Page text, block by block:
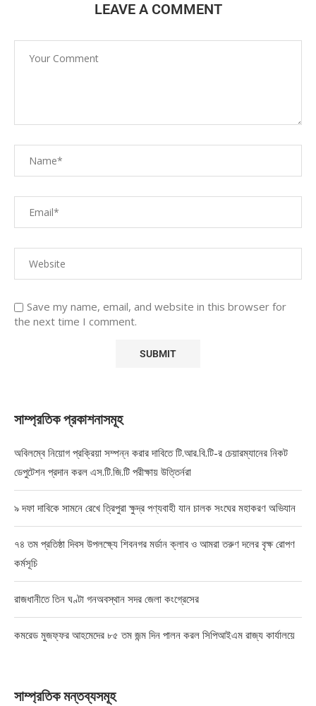
LEAVE A COMMENT
Save my name, email, and website in this browser for
the next time I comment.
সাম্প্রতিক প্রকাশনাসমূহ
অবিলম্বে নিয়োগ প্রক্রিয়া সম্পন্ন করার দাবিতে টি.আর.বি.টি-র চেয়ারম্যানের নিকট
ডেপুটেশন প্রদান করল এস.টি.জি.টি পরীক্ষায় উত্তির্নরা
৯ দফা দাবিকে সামনে রেখে ত্রিপুরা ক্ষুদ্র পণ্যবাহী যান চালক সংঘের মহাকরণ অভিযান
৭৪ তম প্রতিষ্ঠা দিবস উপলক্ষ্যে শিবনগর মর্ডান ক্লাব ও আমরা তরুণ দলের বৃক্ষ রোপণ
কর্মসূচি
রাজধানীতে তিন ঘণ্টা গনঅবস্থান সদর জেলা কংগ্রেসের
কমরেড মুজফ্ফর আহমেদের ৮৫ তম জন্ম দিন পালন করল সিপিআইএম রাজ্য কার্যালয়ে
সাম্প্রতিক মন্তব্যসমূহ